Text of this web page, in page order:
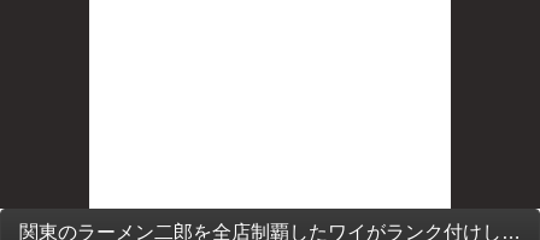
関東のラーメン二郎を全店制覇したワイがランク付けしたるわ